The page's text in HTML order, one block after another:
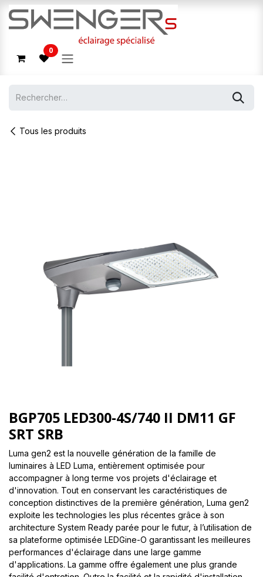
Se rendre au contenu
0
Tous les produits
BGP705 LED300-4S/740 II DM11 GF
SRT SRB
Luma gen2 est la nouvelle génération de la famille de
luminaires à LED Luma, entièrement optimisée pour
accompagner à long terme vos projets d'éclairage et
d'innovation. Tout en conservant les caractéristiques de
conception distinctives de la première génération, Luma gen2
exploite les technologies les plus récentes grâce à son
architecture System Ready parée pour le futur, à l’utilisation de
sa plateforme optimisée LEDGine-O garantissant les meilleures
performances d'éclairage dans une large gamme
d'applications. La gamme offre également une plus grande